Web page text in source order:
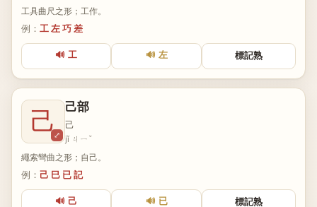
工具曲尺之形；工作。
例： 工 左 巧 差
🔊 工 🔊 左 標記熟
己⤢
己部
己
jǐ ㄐㄧˇ
繩索彎曲之形；自己。
例： 己 巳 已 記
🔊 己 🔊 已 標記熟